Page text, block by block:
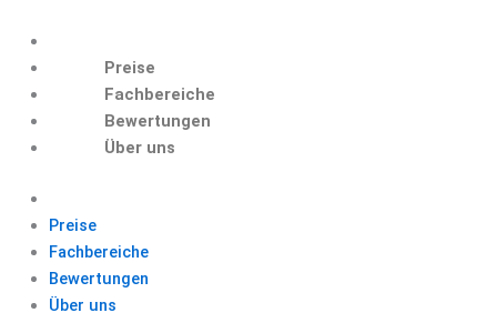
Preise
Fachbereiche
Bewertungen
Über uns
Preise
Fachbereiche
Bewertungen
Über uns